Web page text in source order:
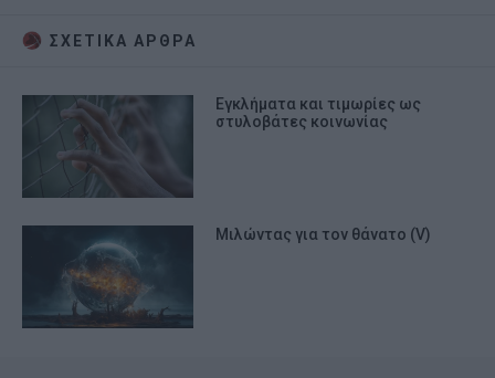
ΣΧΕΤΙΚA AΡΘΡΑ
Εγκλήματα και τιμωρίες ως
στυλοβάτες κοινωνίας
Μιλώντας για τον θάνατο (V)